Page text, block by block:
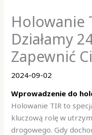
Holowanie
Działamy
Zapewnić
2024-09-02
Wprowadzenie do
Holowanie TIR to
kluczową rolę w
drogowego. Gdy